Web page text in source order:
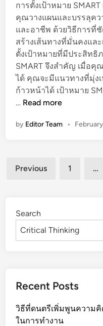
รี
ย
น
ที่
มี
ป
ร
ะ
ธิ
า
ใ
d
i
n
การตั้งเป้าหมาย
คุณวางแผนและบรรลุคว
และอาชีพ ด้วยวิธีการที่
สร้างเส้นทางที่มั่นคงแล
ตั้งเป้าหมายที่มีประสิทธิ
SMART จึงสำคัญ เมื่อคุ
ได้ คุณจะมีแนวทางที่มุ่ง
ก้าวหน้าได้ เป้าหมาย
… ตั้
เ
ม
S
M
A
พื่
ค
ว
Read more
by Editor Team •
Posts
Previous 1 …
Search
Recent Posts
วิธีที่ดนตรีเพิ่มพูนความ
ในการทำงาน